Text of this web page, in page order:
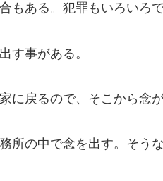
ある。犯罪もいろいろで
す事がある。
戻るので、そこから念が
の中で念を出す。そう